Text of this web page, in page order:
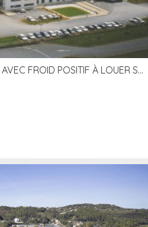
PLATEFORME LOGISTIQUE AVEC FROID POSITIF À LOUER SECTEUR NIORT (79)